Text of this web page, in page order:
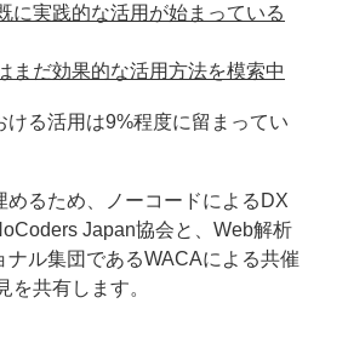
に実践的な活用が始まっている
まだ効果的な活用方法を模索中
ける活用は9%程度に留まってい
めるため、ノーコードによるDX
Japan協会と、Web解析
ナル集団であるWACAによる共催
を共有します。